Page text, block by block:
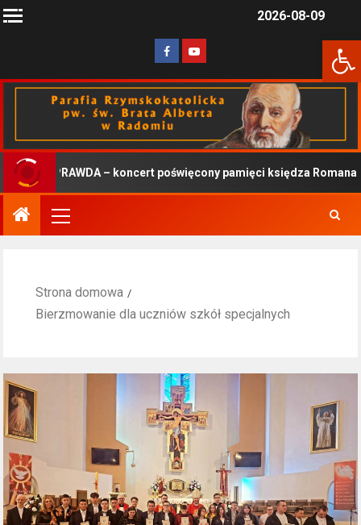
2026-08-09
PRAWDA – koncert poświęcony pamięci księdza Romana
Strona domowa
Bierzmowanie dla uczniów szkół specjalnych